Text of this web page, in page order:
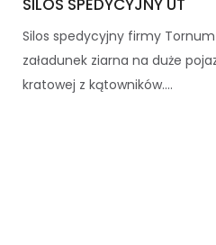
Silos spedycyjny firmy
załadunek ziarna na duże
kratowej z kątowników....